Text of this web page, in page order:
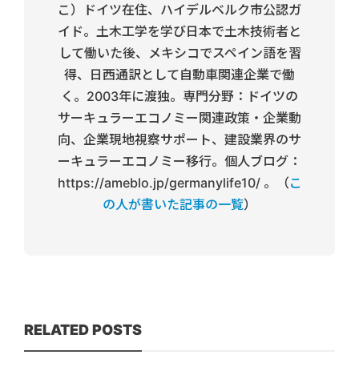
こ）ドイツ在住、ハイデルベルク市公認ガ
イド。土木工学を学び日本で土木技術者と
して働いた後、メキシコでスペイン語を習
得、日西通訳として自動車関連企業で働
く。2003年に渡独。専門分野：ドイツの
サーキュラーエコノミー関連政策・企業動
向、企業現地視察サポート、建設業界のサ
ーキュラーエコノミー移行。個人ブログ：
https://ameblo.jp/germanylife10/ 。（こ
の人が書いた記事の一覧）
RELATED POSTS